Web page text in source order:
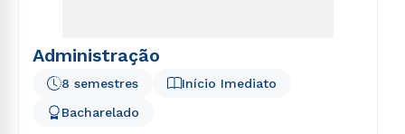
Administração
Início Imediato
8 semestres
Bacharelado